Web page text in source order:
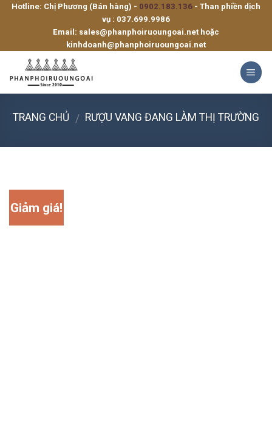
SkipHotline: Chị Phương (Bán hàng) - 0902.183.136 - Than phiền dịch
vụ : 037.699.9986
Email: sales@phanphoiruoungoai.net hoặc
kinhdoanh@phanphoiruoungoai.net
TRANG CHỦ / RƯỢU VANG ĐANG LÀM THỊ TRƯỜNG
Giảm giá!